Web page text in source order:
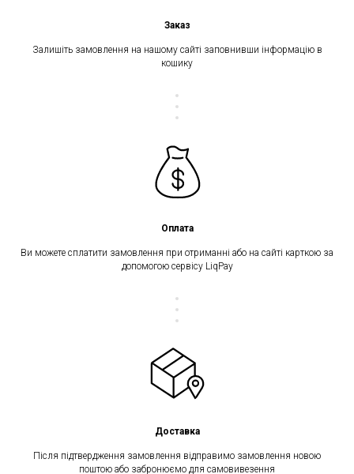
Заказ
Залишіть замовлення на нашому сайті заповнивши інформацію в
кошику
Оплата
Ви можете сплатити замовлення при отриманні або на сайті карткою за
допомогою сервісу LiqPay
Доставка
Після підтвердження замовлення відправимо замовлення новою
поштою або забронюємо для самовивезення